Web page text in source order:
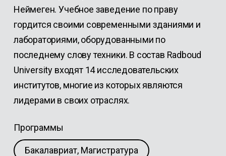
Неймеген. Учебное заведение по праву
гордится своими современными зданиями и
лабораториями, оборудованными по
последнему слову техники. В состав Radboud
University входят 14 исследовательских
институтов, многие из которых являются
лидерами в своих отраслях.
Программы
Бакалавриат, Магистратура